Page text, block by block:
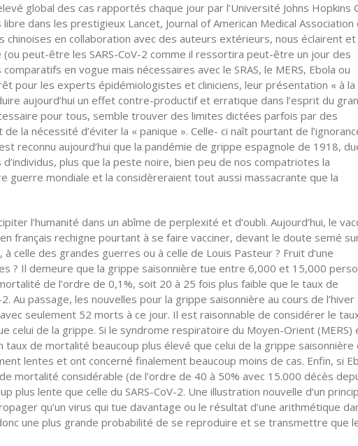
global des cas rapportés chaque jour par l’Université Johns Hopkins
dans les prestigieux Lancet, Journal of American Medical Association
chinoises en collaboration avec des auteurs extérieurs, nous éclairent et
(ou peut-être les SARS-CoV-2 comme il ressortira peut-être un jour des
en vogue mais nécessaires avec le SRAS, le MERS, Ebola ou
pour les experts épidémiologistes et cliniciens, leur présentation « à la
aujourd’hui un effet contre-productif et erratique dans l’esprit du
pour tous, semble trouver des limites dictées parfois par des
la nécessité d’éviter la « panique ». Celle- ci naît pourtant de
reconnu aujourd’hui que la pandémie de grippe espagnole de 1918,
plus que la peste noire, bien peu de nos compatriotes la
guerre mondiale et la considèreraient tout aussi massacrante que la
l’humanité dans un abîme de perplexité et d’oubli. Aujourd’hui, le
français rechigne pourtant à se faire vacciner, devant le doute semé
celle des grandes guerres ou à celle de Louis Pasteur ? Fruit d’une
? Il demeure que la grippe saisonnière tue entre 6,000 et 15,000
de l’ordre de 0,1%, soit 20 à 25 fois plus faible que le taux de
Au passage, les nouvelles pour la grippe saisonnière au cours de l’hiver
seulement 52 morts à ce jour. Il est raisonnable de considérer le
celui de la grippe. Si le syndrome respiratoire du Moyen-Orient (MERS)
de mortalité beaucoup plus élevé que celui de la grippe saisonnière
lentes et ont concerné finalement beaucoup moins de cas. Enfin, si
mortalité considérable (de l’ordre de 40 à 50% avec 15.000 décès
plus lente que celle du SARS-CoV-2. Une illustration nouvelle d’un
qu’un virus qui tue davantage ou le résultat d’une arithmétique
une plus grande probabilité de se reproduire et se transmettre que